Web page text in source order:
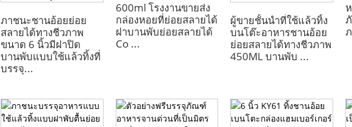
ภาชนะชานอ้อยย่อย
สลายได้ทางชีวภาพ
ขนาด 6 นิ้วมีฝาปิด
บานพับแบบใช้แล้วทิ้งที่
บรรจุ...
600ml โรงงานขายส่ง
กล่องหอยที่ย่อยสลายได้
ฝาบานพับย่อยสลายได้
Co ...
ผู้ขายชั้นนำที่ใช้แล้วทิ้ง
บนโต๊ะอาหารชานอ้อย
ย่อยสลายได้ทางชีวภาพ
450ML บานพับ ...